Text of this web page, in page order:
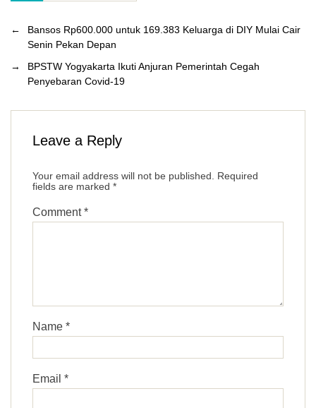
←
Bansos Rp600.000 untuk 169.383 Keluarga di DIY Mulai Cair
Senin Pekan Depan
→
BPSTW Yogyakarta Ikuti Anjuran Pemerintah Cegah
Penyebaran Covid-19
Leave a Reply
Your email address will not be published.
Required
fields are marked *
Comment*
Name *
Email *